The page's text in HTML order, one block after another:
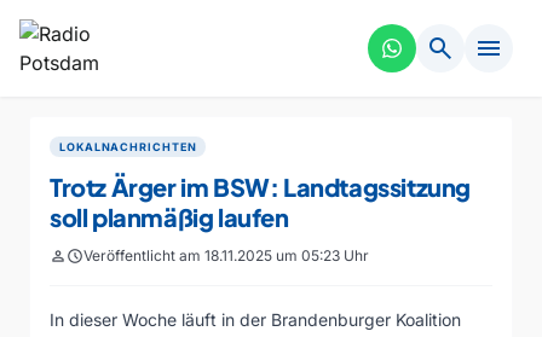
search menu
LOKALNACHRICHTEN
Trotz Ärger im BSW: Landtagssitzung
soll planmäßig laufen
personscheduleVeröffentlicht am 18.11.2025 um 05:23 Uhr
In dieser Woche läuft in der Brandenburger Koalition